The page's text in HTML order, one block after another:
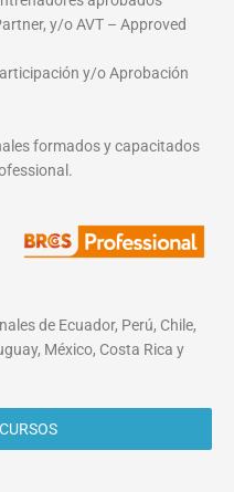
y/o AVT – Approved
y/o Aprobación
formados y capacitados
de Ecuador, Perú, Chile,
México, Costa Rica y